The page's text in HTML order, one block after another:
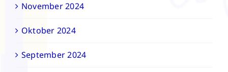
November 2024
Oktober 2024
September 2024